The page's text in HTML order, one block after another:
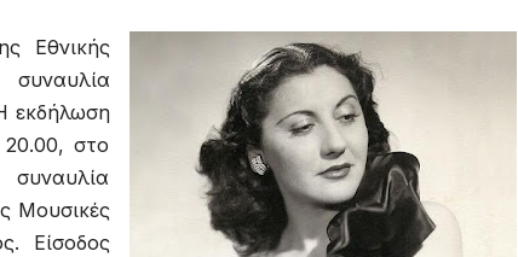
Εθνικής
εκδήλωση
στο
Μουσικές
Είσοδος